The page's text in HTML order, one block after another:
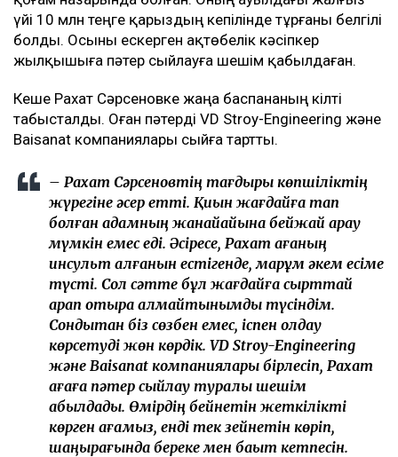
үйі 10 млн теңге қарыздың кепілінде тұрғаны белгілі
болды. Осыны ескерген ақтөбелік кәсіпкер
жылқышыға пәтер сыйлауға шешім қабылдаған.
Кеше Рахат Сәрсеновке жаңа баспананың кілті
табысталды. Оған пәтерді VD Stroy-Engineering және
Baisanat компаниялары сыйға тартты.
– Рахат Сәрсеновтің тағдыры көпшіліктің
жүрегіне әсер етті. Қиын жағдайға тап
болған адамның жанайқайына бейжай қарау
мүмкін емес еді. Әсіресе, Рахат ағаның
инсульт алғанын естігенде, марқұм әкем есіме
түсті. Сол сәтте бұл жағдайға сырттай
қарап отыра алмайтынымды түсіндім.
Сондықтан біз сөзбен емес, іспен қолдау
көрсетуді жөн көрдік. VD Stroy-Engineering
және Baisanat компаниялары бірлесіп, Рахат
ағаға пәтер сыйлау туралы шешім
қабылдады. Өмірдің бейнетін жеткілікті
көрген ағамыз, енді тек зейнетін көріп,
шаңырағында береке мен бақыт кетпесін.